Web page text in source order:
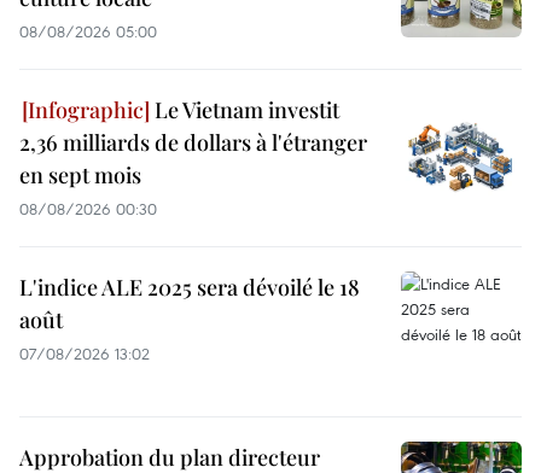
08/08/2026 05:00
Le Vietnam investit
2,36 milliards de dollars à l'étranger
en sept mois
08/08/2026 00:30
L'indice ALE 2025 sera dévoilé le 18
août
07/08/2026 13:02
Approbation du plan directeur